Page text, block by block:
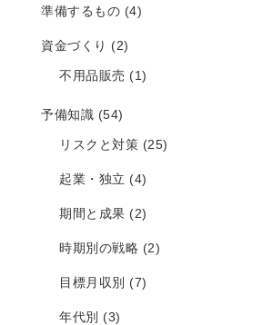
準備するもの (4)
資金づくり (2)
不用品販売 (1)
予備知識 (54)
リスクと対策 (25)
起業・独立 (4)
期間と成果 (2)
時期別の戦略 (2)
目標月収別 (7)
年代別 (3)